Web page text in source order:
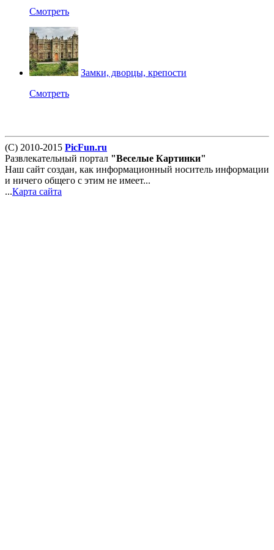
Смотреть
Замки, дворцы, крепости
Смотреть
(С) 2010-2015 PicFun.ru
Развлекательный портал "Веселые Картинки"
Наш сайт создан, как информационный носитель информации
и ничего общего с этим не имеет...
...Карта сайта